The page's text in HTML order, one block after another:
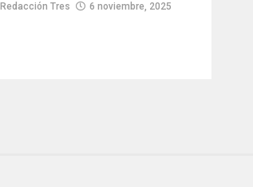
Redacción Tres 6 noviembre, 2025